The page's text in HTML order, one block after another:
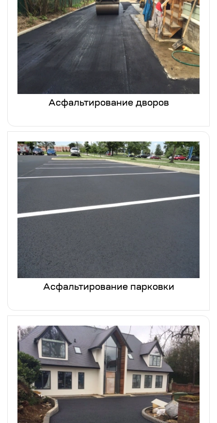
Асфальтирование дворов
Асфальтирование парковки